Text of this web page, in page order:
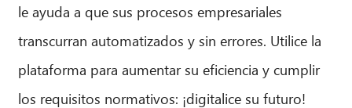
le ayuda a que sus procesos empresariales
transcurran automatizados y sin errores. Utilice la
plataforma para aumentar su eficiencia y cumplir
los requisitos normativos: ¡digitalice su futuro!